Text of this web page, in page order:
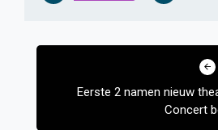
Bericht
Eerste 2 namen nieuw
Concert